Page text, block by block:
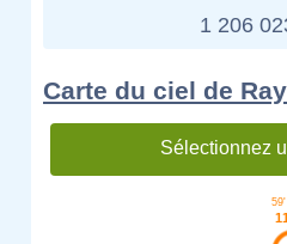
1 206
Carte du ciel de
Sélectionnez
59'